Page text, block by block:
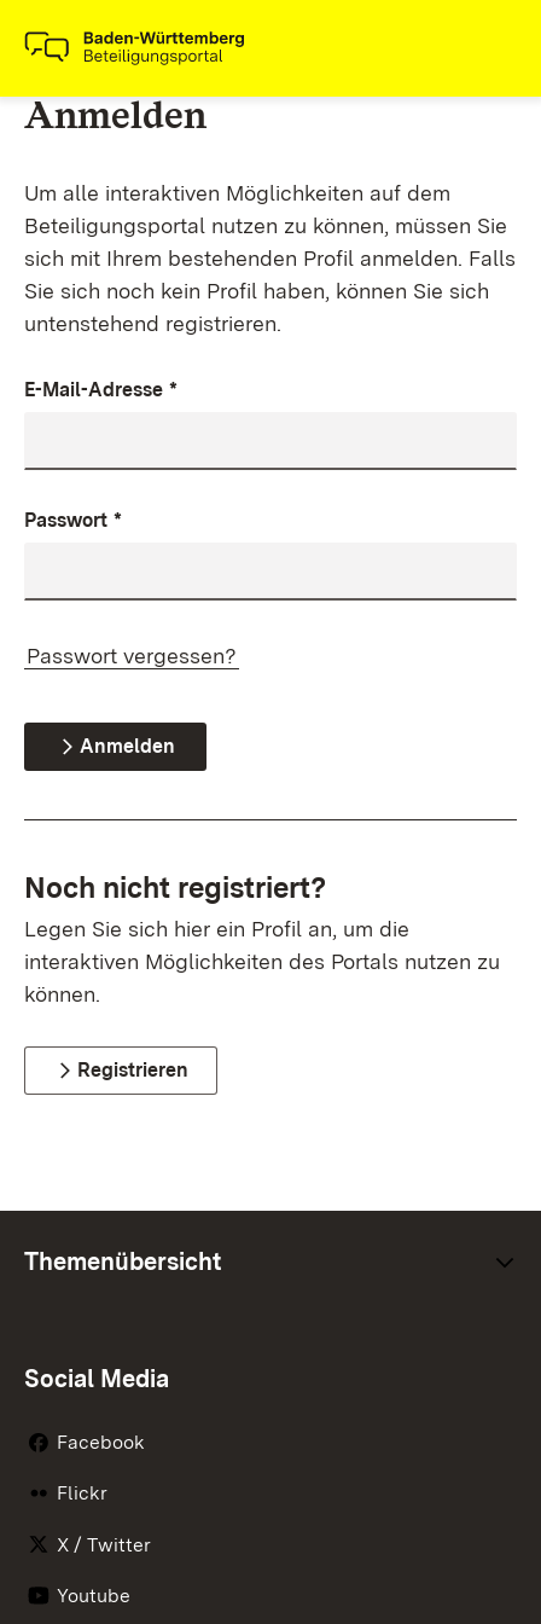
Anmelden
Um alle interaktiven Möglichkeiten auf dem
Beteiligungsportal nutzen zu können, müssen Sie
sich mit Ihrem bestehenden Profil anmelden. Falls
Sie sich noch kein Profil haben, können Sie sich
untenstehend registrieren.
E-Mail-Adresse *
Passwort *
Passwort vergessen?
Anmelden
Noch nicht registriert?
Legen Sie sich hier ein Profil an, um die
interaktiven Möglichkeiten des Portals nutzen zu
können.
Registrieren
Themenübersicht
Social Media
Facebook
Flickr
X / Twitter
Youtube